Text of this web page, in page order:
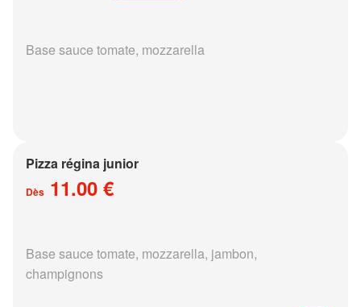
Base sauce tomate, mozzarella
Pizza régina junior
Dès 11.00 €
Base sauce tomate, mozzarella, jambon,
champignons